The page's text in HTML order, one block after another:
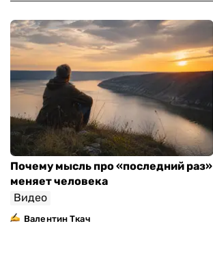
Почему мысль про «последний раз»
меняет человека
Видео
Валентин Ткач